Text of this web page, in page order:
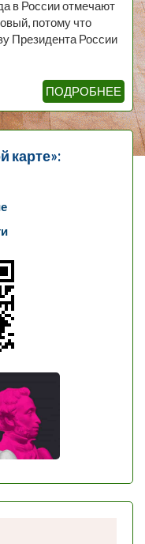
в России отмечают
потому что
Президента России
ПОДРОБНЕЕ
карте»: